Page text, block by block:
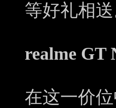
等好礼相送
realme GT
在这一价